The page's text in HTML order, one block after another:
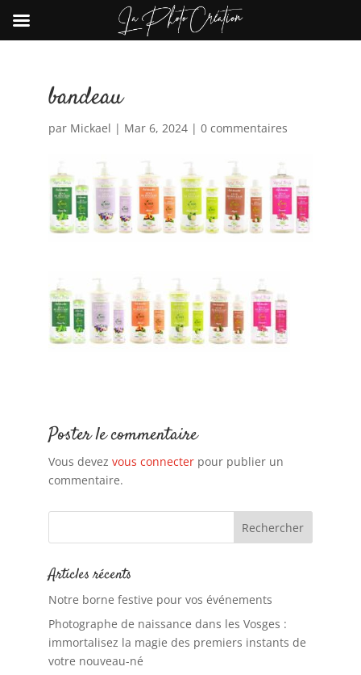
bandeau
par Mickael | Mar 6, 2024| 0 commentaires
Poster le commentaire
Vous devez vous connecterpour publier un
commentaire.
Articles récents
Notre borne festive pour vos événements
Photographe de naissance dans les Vosges :
immortalisez la magie des premiers instants de
votre nouveau-né